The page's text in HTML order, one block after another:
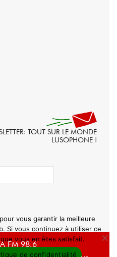
TOUT SUR LE MONDE
LUSOPHONE !
FM 98.6
vous garantir la meilleure
Si vous continuez à utiliser ce
vous en êtes satisfait.
de confidentialité